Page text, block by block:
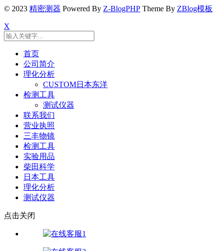
© 2023 精密测器 Powered By Z-BlogPHP Theme By ZBlog模板
X
首页
公司简介
理化分析
CUSTOM日本东洋
检测工具
测试仪器
联系我们
营业执照
三丰物镜
检测工具
实验用品
柴田科学
日本工具
理化分析
测试仪器
点击关闭